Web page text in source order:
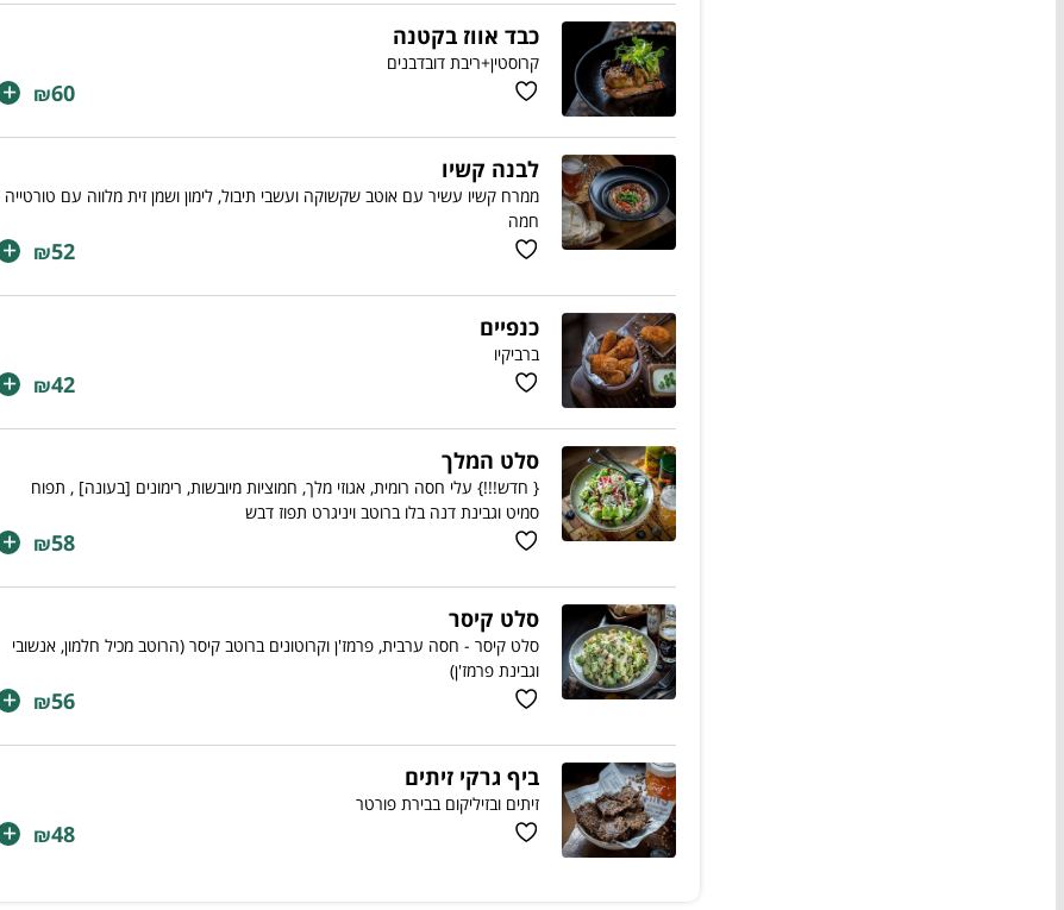
כבד אווז בקטנה
קרוסטין+ריבת דובדבנים
₪60
+
לבנה קשיו
ממרח קשיו עשיר עם אוטב שקשוקה ועשבי תיבול, לימון ושמן זית מלווה עם טורטייה
חמה
₪52
+
כנפיים
ברביקיו
₪42
+
סלט המלך
{ חדש!!!} עלי חסה רומית, אגוזי מלך, חמוציות מיובשות, רימונים [בעונה] , תפוח
סמיט וגבינת דנה בלו ברוטב ויניגרט תפוז דבש
₪58
+
סלט קיסר
סלט קיסר - חסה ערבית, פרמז'ן וקרוטונים ברוטב קיסר (הרוטב מכיל חלמון, אנשובי
וגבינת פרמז'ן)
₪56
+
ביף גרקי זיתים
זיתים ובזיליקום בבירת פורטר
₪48
+